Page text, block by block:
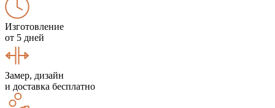
Изготовление
от 5 дней
Замер, дизайн
и доставка бесплатно